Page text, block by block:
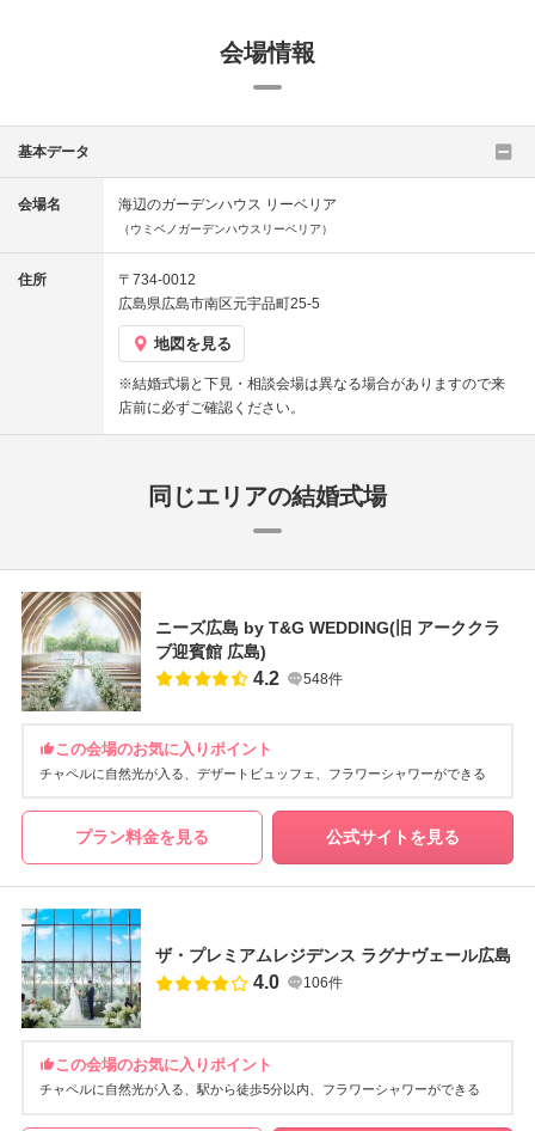
会場情報
基本データ
会場名 海辺のガーデンハウス リーベリア
（ウミベノガーデンハウスリーベリア）
住所
〒734-0012
広島県広島市南区元宇品町25-5
地図を見る
※結婚式場と下見・相談会場は異なる場合がありますので来
店前に必ずご確認ください。
同じエリアの結婚式場
ニーズ広島 by T&G WEDDING(旧 アーククラ
ブ迎賓館 広島)
4.2 548件
この会場のお気に入りポイント
チャペルに自然光が入る デザートビュッフェ フラワーシャワーができる
プラン料金を見る 公式サイトを見る
ザ・プレミアムレジデンス ラグナヴェール広島
4.0 106件
この会場のお気に入りポイント
チャペルに自然光が入る 駅から徒歩5分以内 フラワーシャワーができる